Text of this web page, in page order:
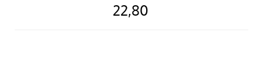
22,80